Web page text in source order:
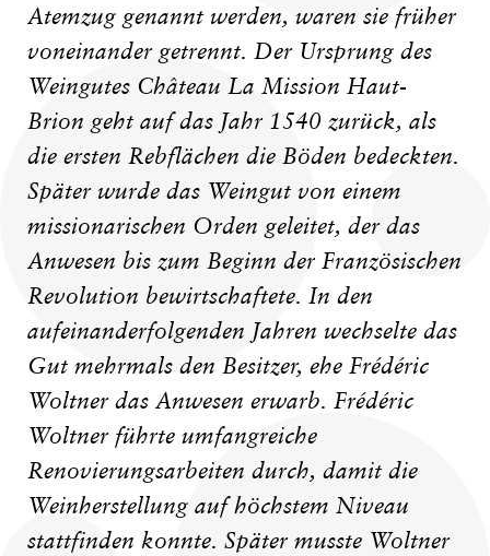
Atemzug genannt werden, waren sie früher
voneinander getrennt. Der Ursprung des
Weingutes Château La Mission Haut-
Brion geht auf das Jahr 1540 zurück, als
die ersten Rebflächen die Böden bedeckten.
Später wurde das Weingut von einem
missionarischen Orden geleitet, der das
Anwesen bis zum Beginn der Französischen
Revolution bewirtschaftete. In den
aufeinanderfolgenden Jahren wechselte das
Gut mehrmals den Besitzer, ehe Frédéric
Woltner das Anwesen erwarb. Frédéric
Woltner führte umfangreiche
Renovierungsarbeiten durch, damit die
Weinherstellung auf höchstem Niveau
stattfinden konnte. Später musste Woltner